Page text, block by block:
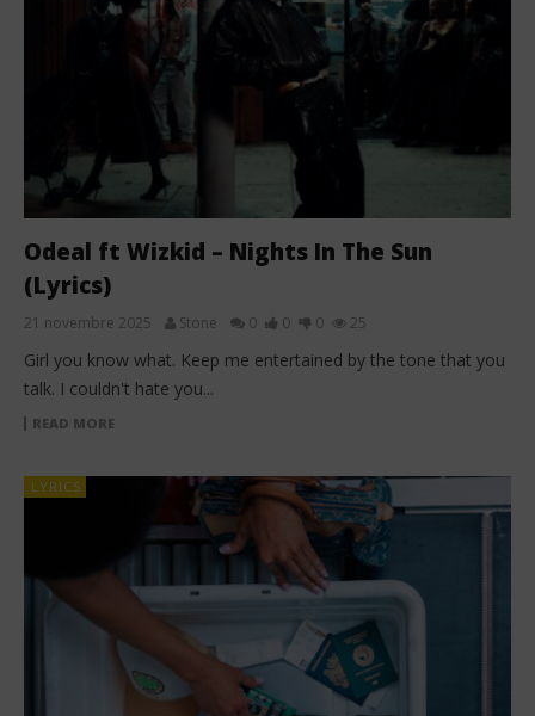
Odeal ft Wizkid – Nights In The Sun
(Lyrics)
21 novembre 2025 Stone 0 0 0 25
Girl you know what. Keep me entertained by the tone that you
talk. I couldn't hate you...
READ MORE
LYRICS